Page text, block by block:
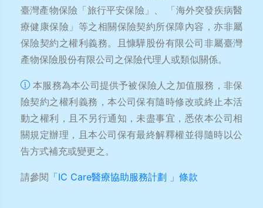
臺灣產物保險「旅行平安保險」、 「海外突發疾病醫
療健康保險」等之相關保險契約所保障內容，亦非屬
保險契約之權利義務。且慷驊股份有限公司非屬臺灣
產物保險股份有限公司之保險代理人或類似關係。
本服務為本公司提供予被保險人之加值服務，非保
險契約之權利義務，本公司保有隨時修改或終止本活
動之權利，且不另行通知，未盡事宜，悉依本公司相
關規定辦理，且本公司保有最終解釋權並得隨時以公
告方式補充或變更之。
請參閱 「IC Care醫療協助服務計劃 」條款